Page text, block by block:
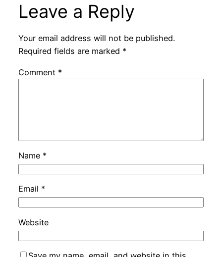
Leave a Reply
Your email address will not be published.
Required fields are marked *
Comment *
Name *
Email *
Website